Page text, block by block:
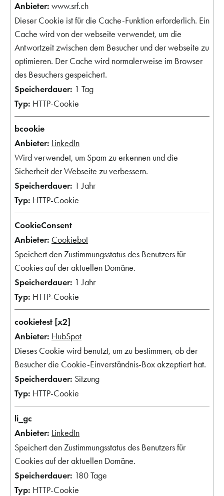
www.srf.ch
Dieser Cookie ist für die Cache-Funktion erforderlich. Ein
Cache wird von der webseite verwendet, um die
Antwortzeit zwischen dem Besucher und der webseite zu
optimieren. Der Cache wird normalerweise im Browser
des Besuchers gespeichert.
1 Tag
HTTP-Cookie
bcookie
LinkedIn
Wird verwendet, um Spam zu erkennen und die
Sicherheit der Webseite zu verbessern.
1 Jahr
HTTP-Cookie
CookieConsent
Cookiebot
Speichert den Zustimmungsstatus des Benutzers für
Cookies auf der aktuellen Domäne.
1 Jahr
HTTP-Cookie
cookietest [x2]
HubSpot
Dieses Cookie wird benutzt, um zu bestimmen, ob der
Besucher die Cookie-Einverständnis-Box akzeptiert hat.
Sitzung
HTTP-Cookie
li_gc
LinkedIn
Speichert den Zustimmungsstatus des Benutzers für
Cookies auf der aktuellen Domäne.
180 Tage
HTTP-Cookie